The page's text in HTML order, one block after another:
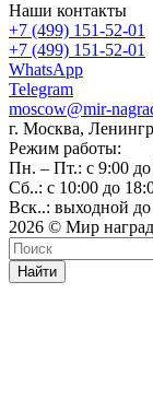
Наши контакты
+7 (499) 151-52-01
+7 (499) 151-52-01
WhatsApp
Telegram
moscow@mir-
г. Москва,
Режим работы:
Пн. – Пт.: с 9:00 до
Сб..: с 10:00 до
Вск..: выходной до
2026 © Мир
Найти